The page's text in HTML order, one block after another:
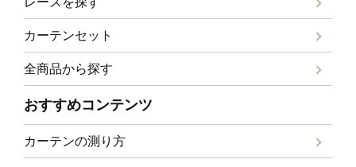
カーテンセット
全商品から探す
おすすめコンテンツ
カーテンの測り方